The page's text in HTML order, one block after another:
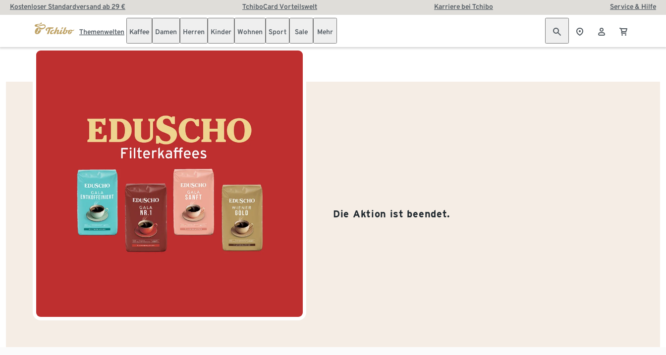
Kostenloser Standardversand ab 29 € TchiboCard Vorteilswelt Karriere bei Tchibo Service & Hilfe
Themenwelten Kaffee Damen Herren Kinder Wohnen Sport Sale Mehr
Die Aktion ist beendet.